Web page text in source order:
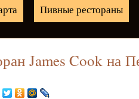
Пивные рестораны
James Cook на